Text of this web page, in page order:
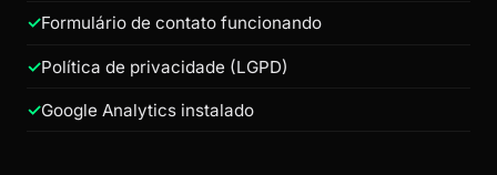
Formulário de contato funcionando
Política de privacidade (LGPD)
Google Analytics instalado